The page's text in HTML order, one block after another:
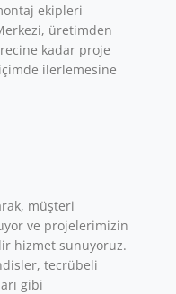
ekipleri
üretimden
kadar proje
ilerlemesine
müşteri
ve projelerimizin
hizmet sunuyoruz.
tecrübeli
gibi